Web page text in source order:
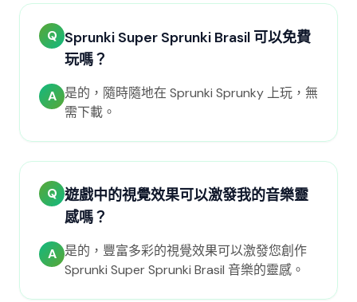
Q Sprunki Super Sprunki Brasil 可以免費
玩嗎？
A 是的，隨時隨地在 Sprunki Sprunky 上玩，無
需下載。
Q 遊戲中的視覺效果可以激發我的音樂靈
感嗎？
A 是的，豐富多彩的視覺效果可以激發您創作
Sprunki Super Sprunki Brasil 音樂的靈感。